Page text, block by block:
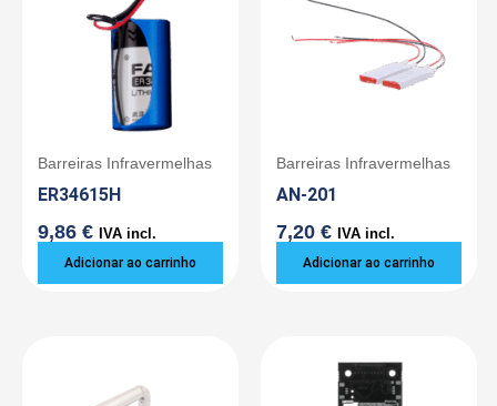
Barreiras Infravermelhas
ER34615H
9,86 € IVA incl.
Adicionar ao carrinho
Barreiras Infravermelhas
AN-201
7,20 € IVA incl.
Adicionar ao carrinho